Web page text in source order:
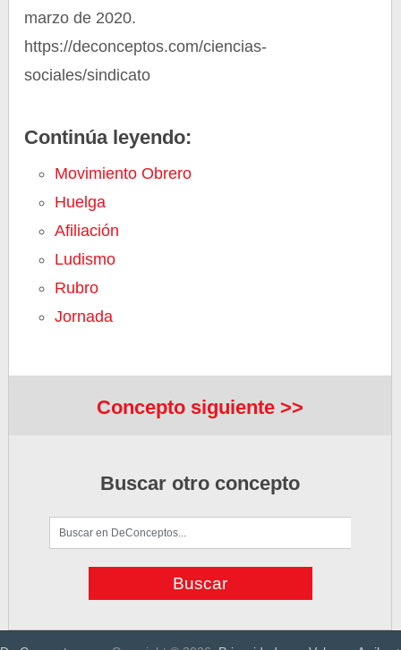
marzo de 2020.
https://deconceptos.com/ciencias-
sociales/sindicato
Continúa leyendo:
Movimiento Obrero
Huelga
Afiliación
Ludismo
Rubro
Jornada
Concepto siguiente >>
Buscar otro concepto